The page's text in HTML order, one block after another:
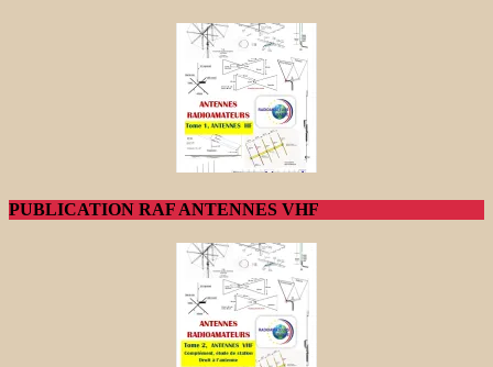
PUBLICATION RAF ANTENNES VHF